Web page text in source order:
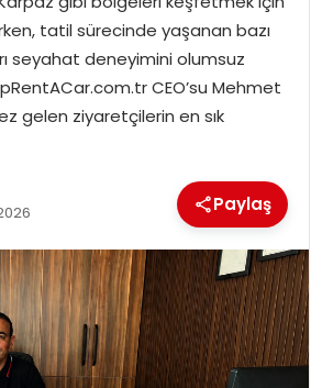
tatil sürecinde yaşanan bazı
seyahat deneyimini olumsuz
CEO’su Mehmet
gelen ziyaretçilerin en sık
Paylaş